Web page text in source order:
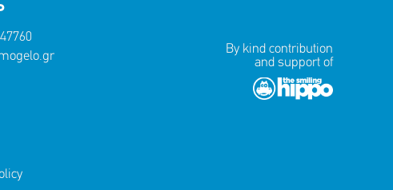
By kind contribution
and support of